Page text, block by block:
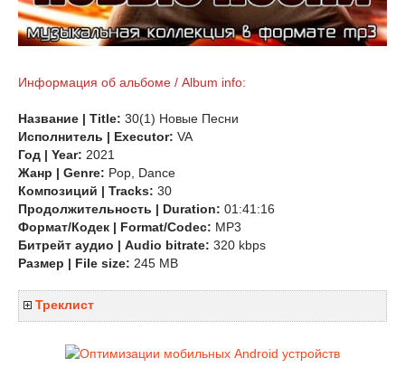
Информация об альбоме / Album info:
Название | Title: 30(1) Новые Песни
Исполнитель | Executor: VA
Год | Year: 2021
Жанр | Genre: Pop, Dance
Композиций | Tracks: 30
Продолжительность | Duration: 01:41:16
Формат/Кодек | Format/Codec: MP3
Битрейт аудио | Audio bitrate: 320 kbps
Размер | File size: 245 MB
Треклист